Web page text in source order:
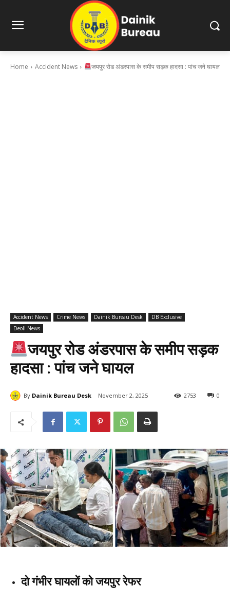
Home Accident News जयपुर रोड अंडरपास के समीप सड़क हादसा : पांच जने घायल
Accident News Crime News Dainik Bureau Desk
DB Exclusive
Deoli News
जयपुर रोड अंडरपास के समीप सड़क
हादसा : पांच जने घायल
By Dainik Bureau Desk November 2, 2025 0
2753
दो गंभीर घायलों को जयपुर रेफर